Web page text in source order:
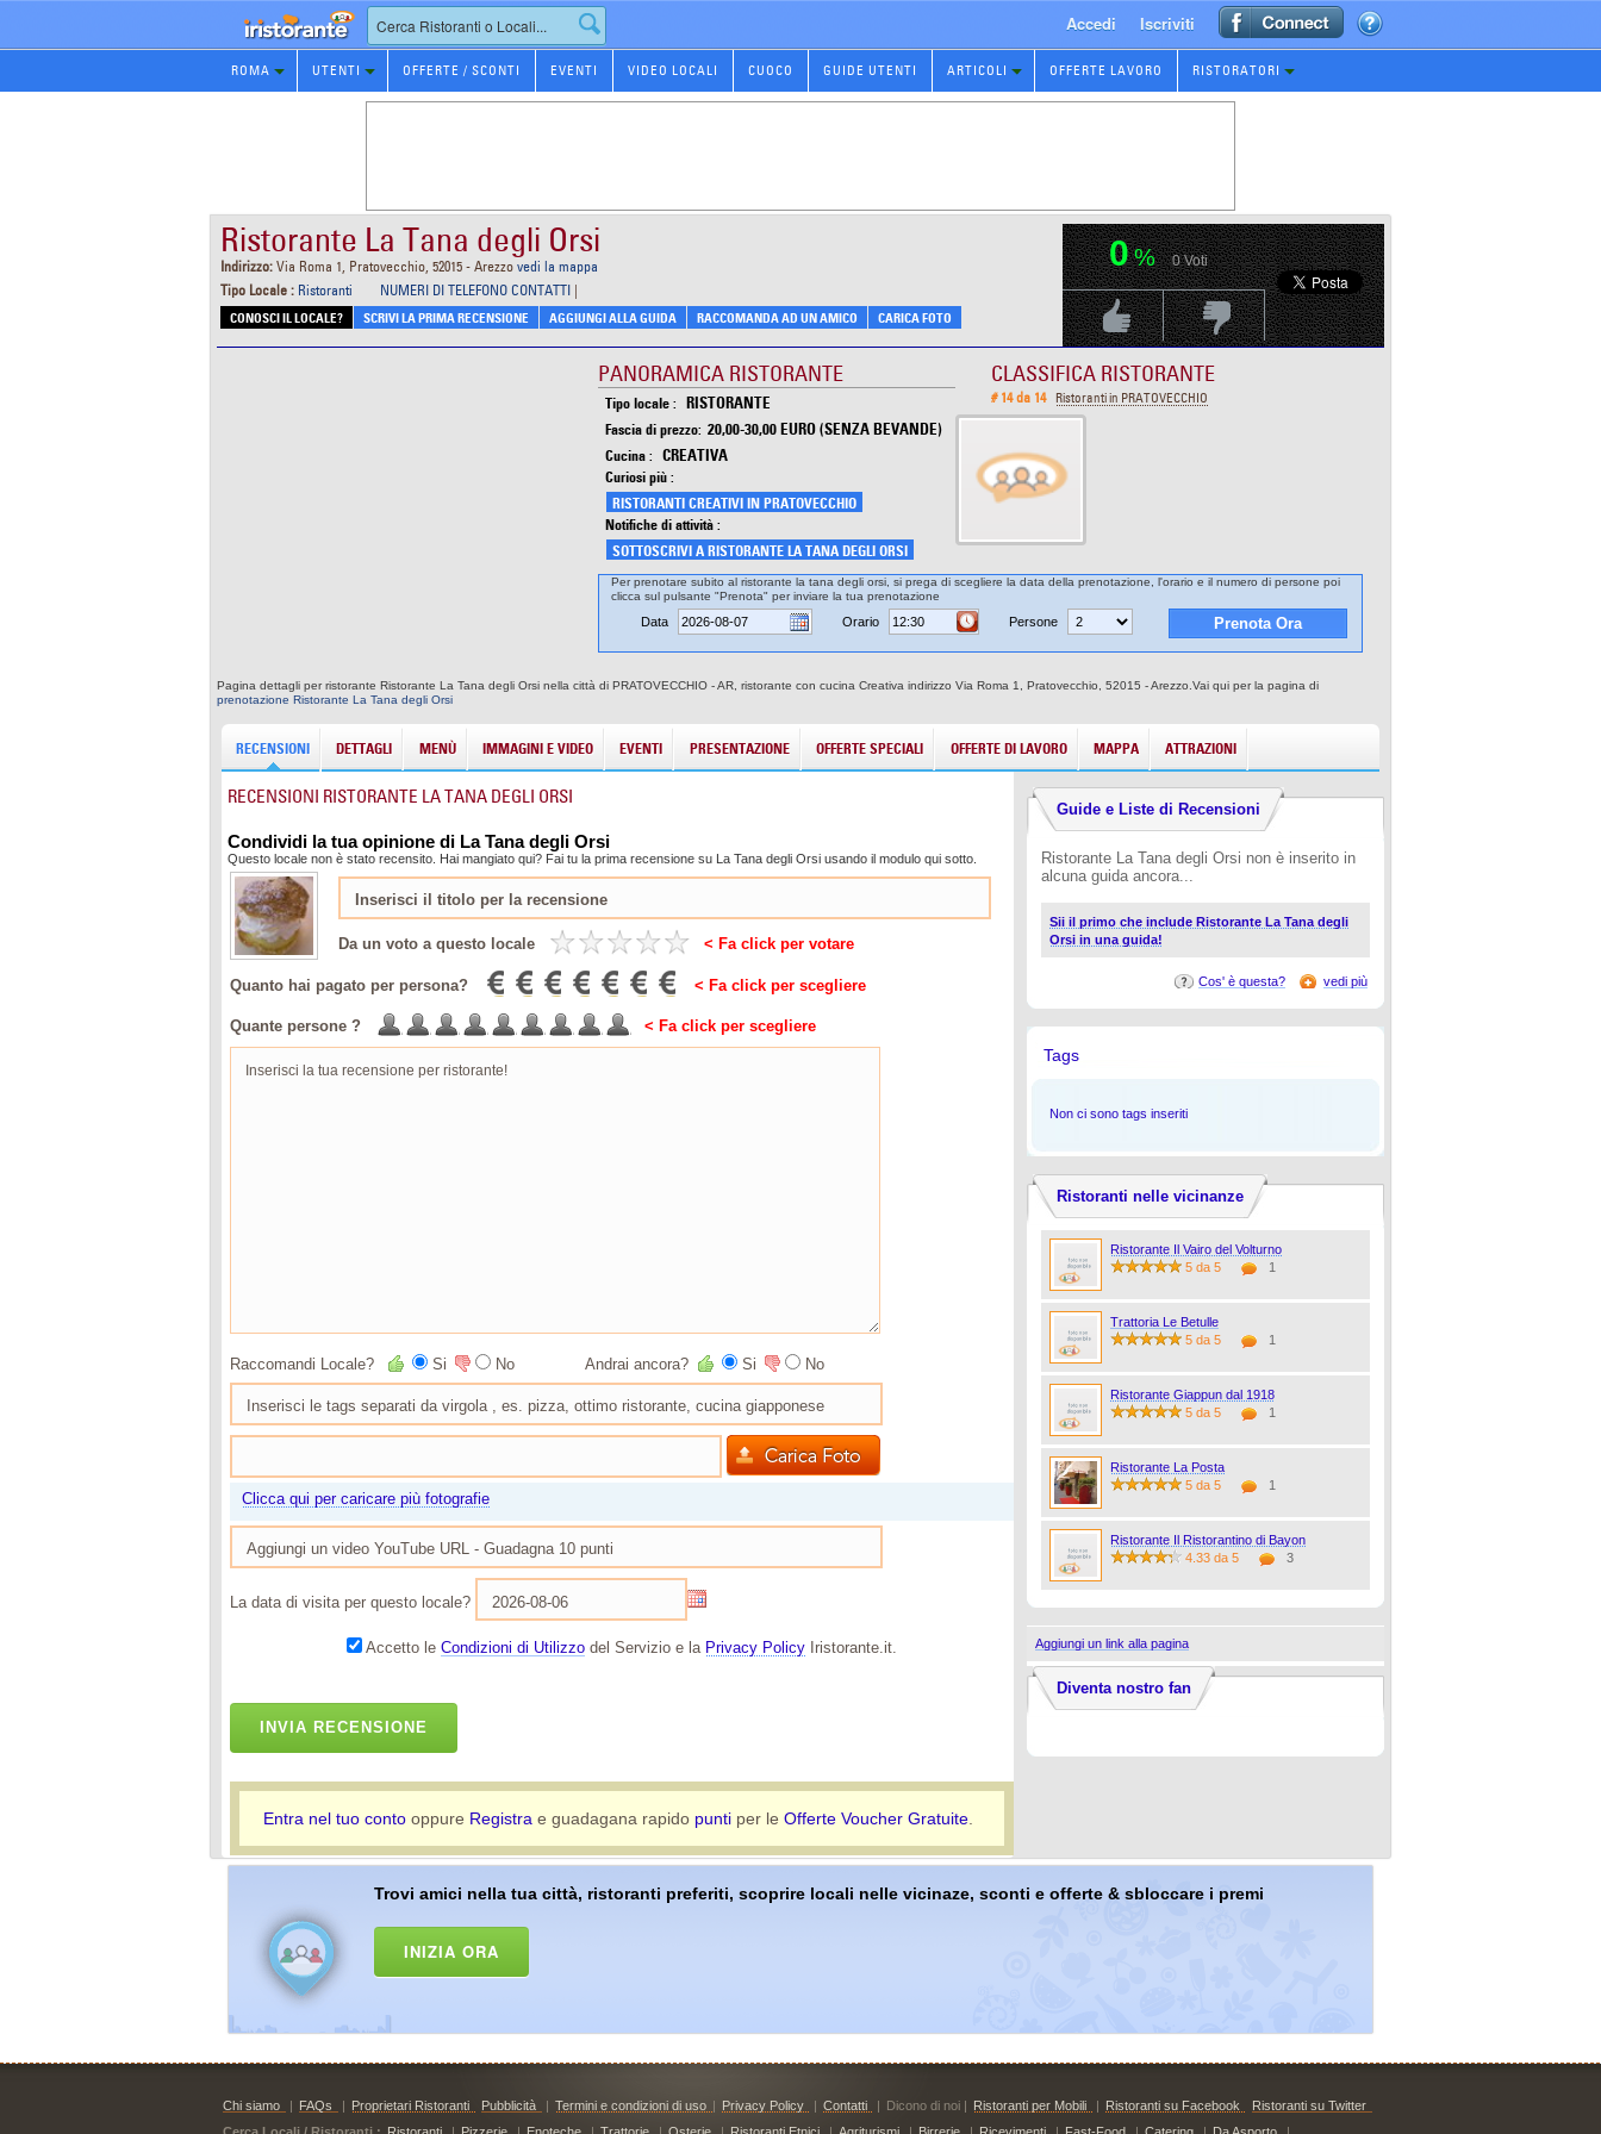
Prenotazione
Ristorante
Accedi Iscriviti
ROMA UTENTI OFFERTE / SCONTI EVENTI VIDEO LOCALI CUOCO GUIDE UTENTI ARTICOLI OFFERTE LAVORO RISTORATORI
Ristorante La Tana degli Orsi
Indirizzo: Via Roma 1, Pratovecchio, 52015 - Arezzo vedi la mappa
Tipo Locale : Ristoranti NUMERI DI TELEFONO CONTATTI |
CONOSCI IL LOCALE? SCRIVI LA PRIMA RECENSIONE AGGIUNGI ALLA GUIDA RACCOMANDA AD UN AMICO CARICA FOTO
0% 0Voti
Voti PositivoVoti Negativo
PANORAMICA RISTORANTE
Tipo locale : RISTORANTE
Fascia di prezzo: 20,00-30,00 EURO (SENZA BEVANDE)
Cucina : CREATIVA
Curiosi più :
RISTORANTI CREATIVI IN PRATOVECCHIO
Notifiche di attività :
SOTTOSCRIVI A RISTORANTE LA TANA DEGLI ORSI
CLASSIFICA RISTORANTE
# 14 da 14 Ristoranti in PRATOVECCHIO
Per prenotare subito al ristorante la tana degli orsi, si prega di scegliere la data della prenotazione, l'orario e il numero di persone poi
clicca sul pulsante "Prenota" per inviare la tua prenotazione
Data Orario Persone
Pagina dettagli per ristorante Ristorante La Tana degli Orsi nella città di PRATOVECCHIO - AR, ristorante con cucina Creativa indirizzo Via Roma 1, Pratovecchio, 52015 - Arezzo.Vai qui per la pagina di
prenotazione Ristorante La Tana degli Orsi
RECENSIONI DETTAGLI MENÙ IMMAGINI E VIDEO EVENTI PRESENTAZIONE OFFERTE SPECIALI OFFERTE DI LAVORO MAPPA ATTRAZIONI
RECENSIONI RISTORANTE LA TANA DEGLI ORSI
Condividi la tua opinione di La Tana degli Orsi
Questo locale non è stato recensito. Hai mangiato qui? Fai tu la prima recensione su La Tana degli Orsi usando il modulo qui sotto.
Da un voto a questo locale < Fa click per votare
Quanto hai pagato per persona? < Fa click per scegliere
Quante persone ? < Fa click per scegliere
Raccomandi Locale? Si No Andrai ancora? Si No
Clicca qui per caricare più fotografie
La data di visita per questo locale?
Accetto le Condizioni di Utilizzodel Servizio e la Privacy PolicyIristorante.it.
INVIA RECENSIONE
Entra nel tuo contooppure Registra e guadagana rapido puntiper le Offerte Voucher Gratuite.
Guide e Liste di Recensioni
Ristorante La Tana degli Orsi non è inserito in
alcuna guida ancora...
Sii il primo che include Ristorante La Tana degli
Orsi in una guida!
Cos' è questa? vedi più
Tags
Non ci sono tags inseriti
Ristoranti nelle vicinanze
Ristorante Il Vairo del Volturno
5 da 5
1
Trattoria Le Betulle
5 da 5
1
Ristorante Giappun dal 1918
5 da 5
1
Ristorante La Posta
5 da 5
1
Ristorante Il Ristorantino di Bayon
4.33 da 5
3
Aggiungi un link alla pagina
Diventa nostro fan
Trovi amici nella tua città, ristoranti preferiti, scoprire locali nelle vicinaze, sconti e offerte & sbloccare i premi
INIZIA ORA
Chi siamo | FAQs | Proprietari Ristoranti Pubblicità | Termini e condizioni di uso | Privacy Policy | Contatti | Dicono di noi | Ristoranti per Mobili | Ristoranti su Facebook
Ristoranti su Twitter